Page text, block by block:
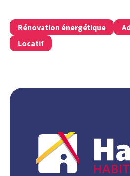
Rénovation énergétique
Locatif